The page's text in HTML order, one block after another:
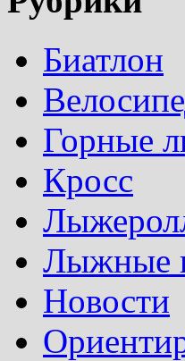
Биатлон
Горные
Кросс
Лыжные
Новости